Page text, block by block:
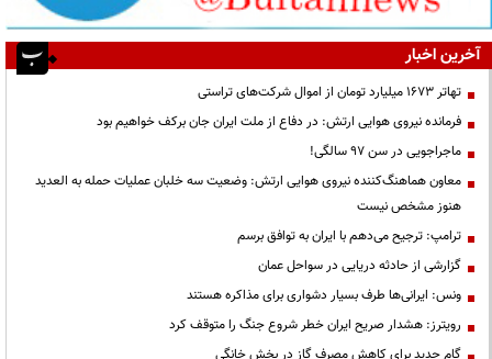
آخرین اخبار
تهاتر ۱۶۷۳ میلیارد تومان از اموال شرکت‌های تراستی
فرمانده نیروی هوایی ارتش: در دفاع از ملت ایران جان برکف خواهیم بود
ماجراجویی در سن ۹۷ سالگی!
معاون هماهنگ‌کننده نیروی هوایی ارتش: وضعیت سه خلبان عملیات حمله به العدید
هنوز مشخص نیست
ترامپ: ترجیح می‌دهم با ایران به توافق برسم
گزارشی از حادثه دریایی در سواحل عمان
ونس: ایرانی‌ها طرف بسیار دشواری برای مذاکره هستند
رویترز: هشدار صریح ایران خطر شروع جنگ را متوقف کرد
گام جدید برای کاهش مصرف گاز در بخش خانگی